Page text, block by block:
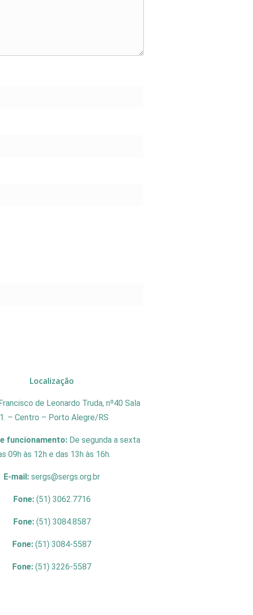
Localização
de Leonardo Truda, nº40 Sala
– Centro – Porto Alegre/RS
funcionamento: De segunda a sexta
09h às 12h e das 13h às 16h.
E-mail:sergs@sergs.org.br
Fone: (51) 3062.7716
Fone: (51) 3084.8587
Fone:(51) 3084-5587
Fone:(51) 3226-5587